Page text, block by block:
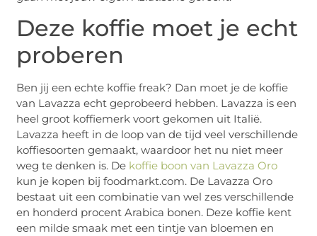
Deze koffie moet je echt
proberen
Ben jij een echte koffie freak? Dan moet je de koffie
van Lavazza echt geprobeerd hebben. Lavazza is een
heel groot koffiemerk voort gekomen uit Italië.
Lavazza heeft in de loop van de tijd veel verschillende
koffiesoorten gemaakt, waardoor het nu niet meer
weg te denken is. De koffie boon van Lavazza Oro
kun je kopen bij foodmarkt.com. De Lavazza Oro
bestaat uit een combinatie van wel zes verschillende
en honderd procent Arabica bonen. Deze koffie kent
een milde smaak met een tintje van bloemen en